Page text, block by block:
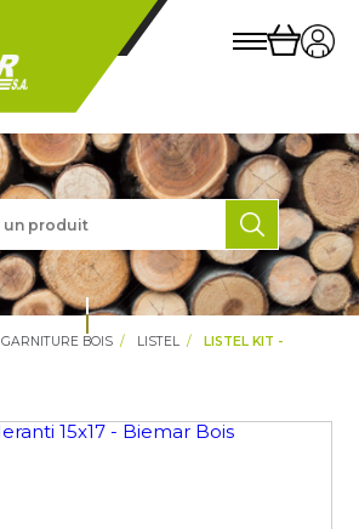
GARNITURE BOIS LISTEL
LISTEL KIT -